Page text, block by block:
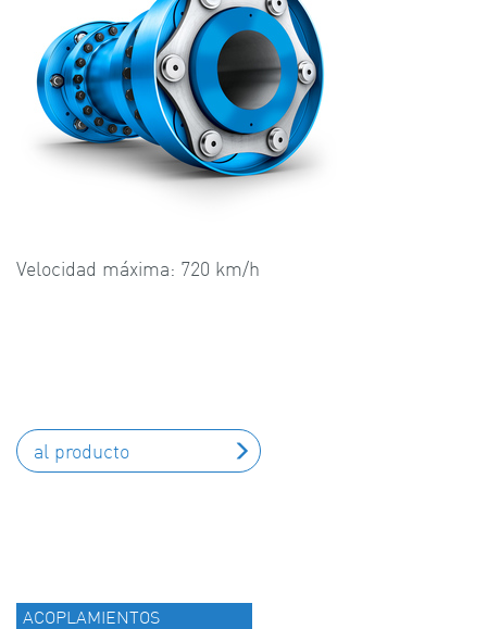
Velocidad máxima: 720 km/h
al producto
ACOPLAMIENTOS